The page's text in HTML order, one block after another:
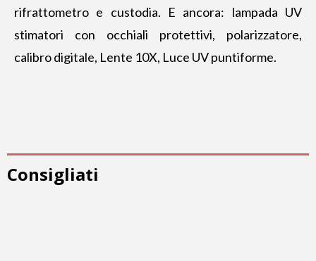
rifrattometro e custodia. E ancora: lampada UV
stimatori con occhiali protettivi, polarizzatore,
calibro digitale, Lente 10X, Luce UV puntiforme.
Consigliati